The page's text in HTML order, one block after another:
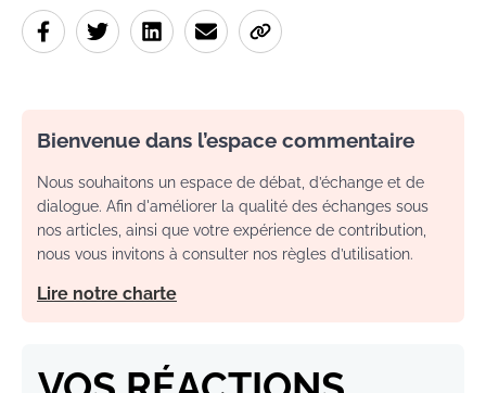
Bienvenue dans l’espace commentaire
Nous souhaitons un espace de débat, d’échange et de
dialogue. Afin d'améliorer la qualité des échanges sous
nos articles, ainsi que votre expérience de contribution,
nous vous invitons à consulter nos règles d’utilisation.
Lire notre charte